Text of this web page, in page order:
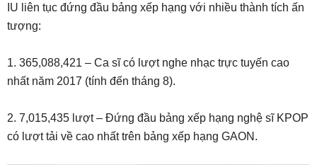
IU liên tục đứng đầu bảng xếp hạng với nhiều thành tích ấn
tượng:
1. 365,088,421 – Ca sĩ có lượt nghe nhạc trực tuyến cao
nhất năm 2017 (tính đến tháng 8).
2. 7,015,435 lượt – Đứng đầu bảng xếp hạng nghệ sĩ KPOP
có lượt tải về cao nhất trên bảng xếp hạng GAON.